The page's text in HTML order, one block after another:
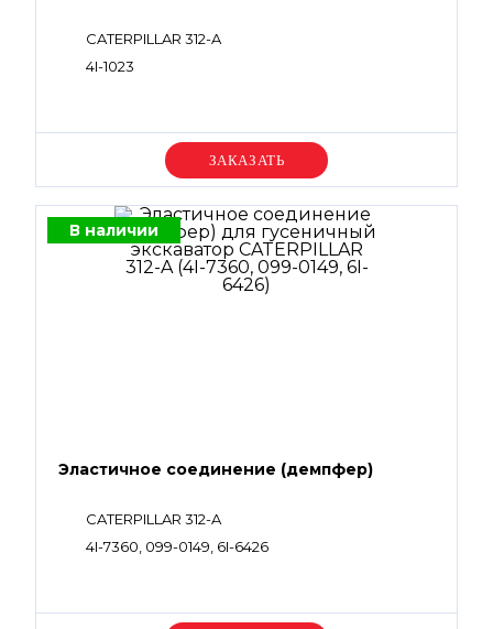
CATERPILLAR 312-A
4I-1023
Уточняйте цену
В наличии
Эластичное соединение (демпфер)
CATERPILLAR 312-A
4I-7360, 099-0149, 6I-6426